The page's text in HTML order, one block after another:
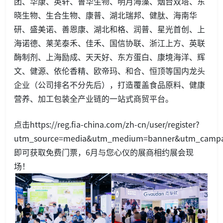
晓生物、生合生物、康普、湖北瑞邦、健肽、海南华
研、盛美诺、善恩康、湖北和格、润普、星光首创、上
海诺德、莱芜泰禾、佳禾、国信协联、浙江上方、英联
酶制剂、上海励成、天天好、东方蛋白、康境海洋、辉
文、健源、依伦香精、欧帝玛、和合、恒顶等国内龙头
企业（公司排名不分先后），打造覆盖食品原料、健康
营养、加工包装全产业链的一站式商贸平台。
点击https://reg.fia-china.com/zh-cn/user/register?
即可获取免费门票，6月与您心仪的展商相约展会现
场！